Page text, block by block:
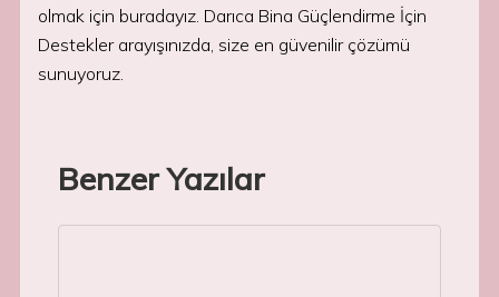
olmak için buradayız. Darıca Bina Güçlendirme İçin
Destekler arayışınızda, size en güvenilir çözümü
sunuyoruz.
Benzer Yazılar